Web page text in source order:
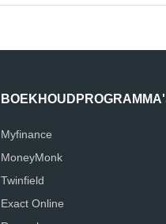
Myfinance
MoneyMonk
Twinfield
Exact Online